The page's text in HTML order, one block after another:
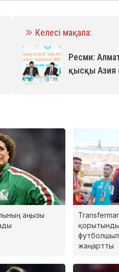
Келесі мақала:
Ресми:
қысқы Азия
аңызы
жаңартты